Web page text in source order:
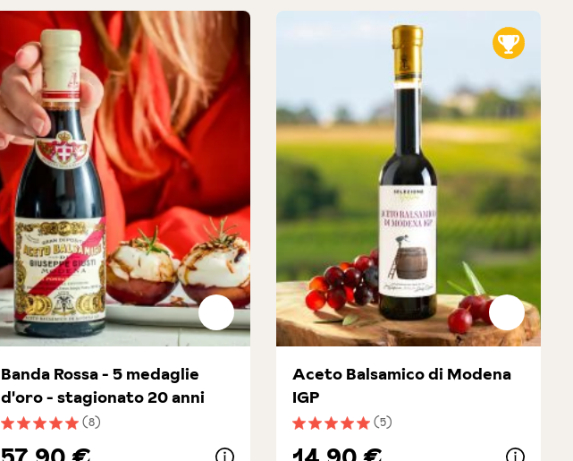
Note moyenne de 5 sur 5 étoiles
(8)
Banda Rossa - 5 medaglie
d'oro - stagionato 20 anni
Note moyenne de 5 sur 5 étoiles
(5)
Aceto Balsamico di Modena
IGP